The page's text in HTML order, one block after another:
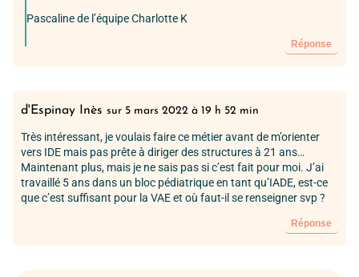
Pascaline de l’équipe Charlotte K
Réponse
d'Espinay Inès sur 5 mars 2022 à 19 h 52 min
Très intéressant, je voulais faire ce métier avant de m’orienter
vers IDE mais pas prête à diriger des structures à 21 ans…
Maintenant plus, mais je ne sais pas si c’est fait pour moi. J’ai
travaillé 5 ans dans un bloc pédiatrique en tant qu’IADE, est-ce
que c’est suffisant pour la VAE et où faut-il se renseigner svp ?
Réponse